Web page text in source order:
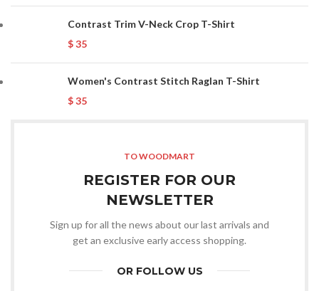
Contrast Trim V-Neck Crop T-Shirt
$35
Women's Contrast Stitch Raglan T-Shirt
$35
TO WOODMART
REGISTER FOR OUR
NEWSLETTER
Sign up for all the news about our last arrivals and
get an exclusive early access shopping.
OR FOLLOW US